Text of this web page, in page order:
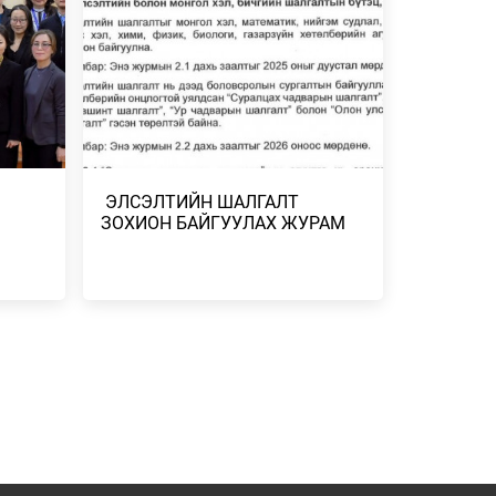
ХЭВЭЭР БАЙНА
2026/07/24
​ ЭЛСЭЛТИЙН ШАЛГАЛТ
ЗОХИОН БАЙГУУЛАХ ЖУРАМ